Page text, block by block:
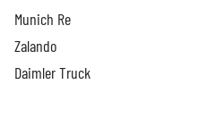
Munich Re
Zalando
Daimler Truck